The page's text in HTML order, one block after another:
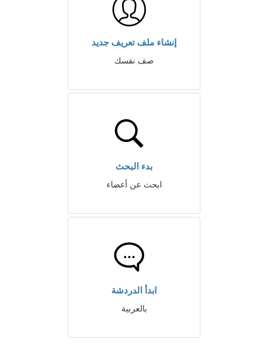
إنشاء ملف تعريف جديد
صف نفسك
بدء البحث
ابحث عن أعضاء
ابدأ الدردشة
بالعربية